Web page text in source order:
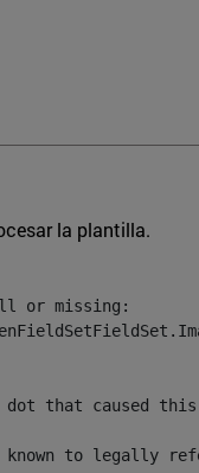
la plantilla.
or missing:
that caused
to legally refer